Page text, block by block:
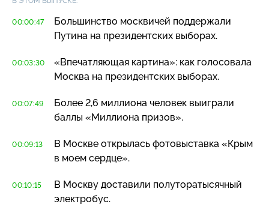
00:00:47
Большинство москвичей поддержали
Путина на президентских выборах.
00:03:30
«Впечатляющая картина»: как голосовала
Москва на президентских выборах.
00:07:49
Более 2,6 миллиона человек выиграли
баллы «Миллиона призов».
00:09:13
В Москве открылась фотовыставка «Крым
в моем сердце».
00:10:15
В Москву доставили полуторатысячный
электробус.